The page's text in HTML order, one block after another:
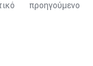
προηγούμενο